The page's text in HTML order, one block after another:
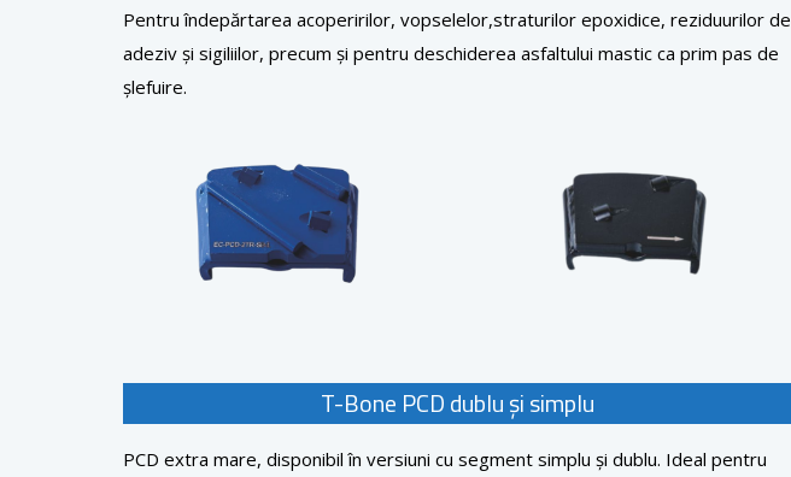
Pentru îndepărtarea acoperirilor, vopselelor,straturilor epoxidice, reziduurilor de
adeziv și sigiliilor, precum și pentru deschiderea asfaltului mastic ca prim pas de
șlefuire.
T-Bone PCD dublu și simplu
PCD extra mare, disponibil în versiuni cu segment simplu și dublu. Ideal pentru